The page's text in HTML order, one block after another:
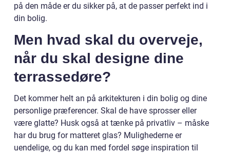
på den måde er du sikker på, at de passer perfekt ind i
din bolig.
Men hvad skal du overveje,
når du skal designe dine
terrassedøre?
Det kommer helt an på arkitekturen i din bolig og dine
personlige præferencer. Skal de have sprosser eller
være glatte? Husk også at tænke på privatliv – måske
har du brug for matteret glas? Mulighederne er
uendelige, og du kan med fordel søge inspiration til